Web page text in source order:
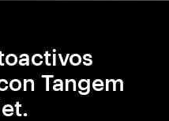
Tangem